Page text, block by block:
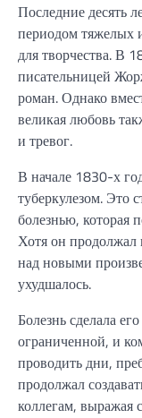
Последние десять
периодом тяжелых
для творчества. В
писательницей
роман. Однако
великая любовь
и тревог.
В начале 1830-х
туберкулезом. Это
болезнью, которая
Хотя он продолжал
над новыми
ухудшалось.
Болезнь сделала
ограниченной, и
проводить дни,
продолжал
коллегам, выражая